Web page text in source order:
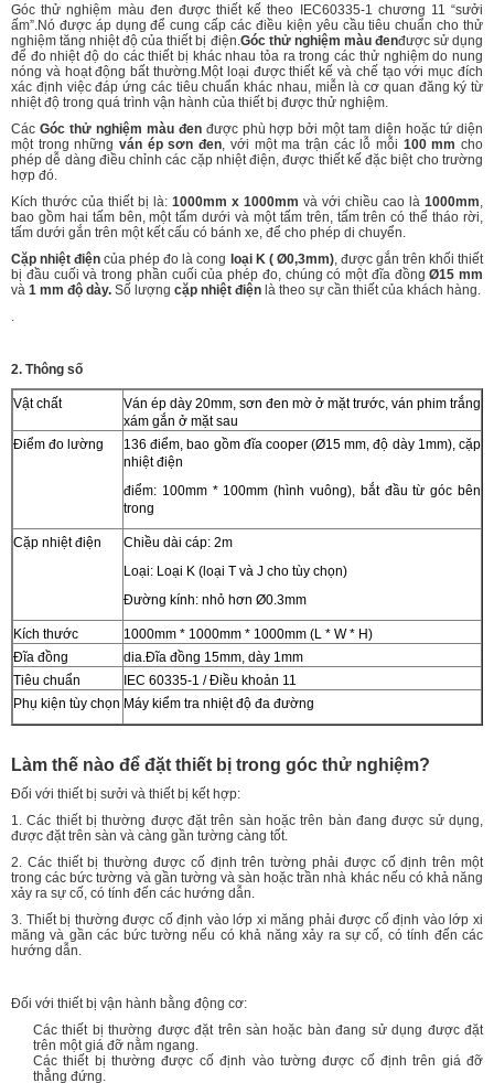
Góc thử nghiệm màu đen được thiết kế theo IEC60335-1 chương 11 “sưởi
ấm”.Nó được áp dụng để cung cấp các điều kiện yêu cầu tiêu chuẩn cho thử
nghiệm tăng nhiệt độ của thiết bị điện.Góc thử nghiệm màu đenđược sử dụng
để đo nhiệt độ do các thiết bị khác nhau tỏa ra trong các thử nghiệm do nung
nóng và hoạt động bất thường.Một loại được thiết kế và chế tạo với mục đích
xác định việc đáp ứng các tiêu chuẩn khác nhau, miễn là cơ quan đăng ký từ
nhiệt độ trong quá trình vận hành của thiết bị được thử nghiệm.
Các Góc thử nghiệm màu đen được phù hợp bởi một tam diện hoặc tứ diện
một trong nhữngván ép sơn đen, với một ma trận các lỗ mỗi 100 mm cho
phép dễ dàng điều chỉnh các cặp nhiệt điện, được thiết kế đặc biệt cho trường
hợp đó.
Kích thước của thiết bị là: 1000mm x 1000mm và với chiều cao là 1000mm,
bao gồm hai tấm bên, một tấm dưới và một tấm trên, tấm trên có thể tháo rời,
tấm dưới gắn trên một kết cấu có bánh xe, để cho phép di chuyển.
Cặp nhiệt điện của phép đo là cong loại K(Ø0,3mm), được gắn trên khối thiết
bị đầu cuối và trong phần cuối của phép đo, chúng có một đĩa đồng Ø15 mm
và 1 mm độ dày. Số lượng cặp nhiệt điện là theo sự cần thiết của khách hàng.
.
2. Thông số
Vật chất
Ván ép dày 20mm, sơn đen mờ ở mặt trước, ván phim trắng
xám gắn ở mặt sau
Điểm đo lường
136 điểm, bao gồm đĩa cooper (Ø15 mm, độ dày 1mm), cặp
nhiệt điện
điểm: 100mm * 100mm (hình vuông), bắt đầu từ góc bên
trong
Cặp nhiệt điện
Chiều dài cáp: 2m
Loại: Loại K (loại T và J cho tùy chọn)
Đường kính: nhỏ hơn Ø0.3mm
Kích thước
1000mm * 1000mm * 1000mm (L * W * H)
Đĩa đồng
dia.Đĩa đồng 15mm, dày 1mm
Tiêu chuẩn
IEC 60335-1 / Điều khoản 11
Phụ kiện tùy chọn Máy kiểm tra nhiệt độ đa đường
Làm thế nào để đặt thiết bị trong góc thử nghiệm?
Đối với thiết bị sưởi và thiết bị kết hợp:
1. Các thiết bị thường được đặt trên sàn hoặc trên bàn đang được sử dụng,
được đặt trên sàn và càng gần tường càng tốt.
2. Các thiết bị thường được cố định trên tường phải được cố định trên một
trong các bức tường và gần tường và sàn hoặc trần nhà khác nếu có khả năng
xảy ra sự cố, có tính đến các hướng dẫn.
3. Thiết bị thường được cố định vào lớp xi măng phải được cố định vào lớp xi
măng và gần các bức tường nếu có khả năng xảy ra sự cố, có tính đến các
hướng dẫn.
Đối với thiết bị vận hành bằng động cơ:
Các thiết bị thường được đặt trên sàn hoặc bàn đang sử dụng được đặt
trên một giá đỡ nằm ngang.
Các thiết bị thường được cố định vào tường được cố định trên giá đỡ
thẳng đứng.